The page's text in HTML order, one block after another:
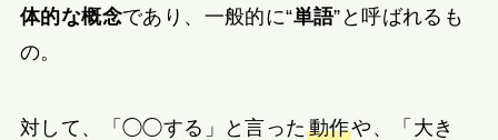
体的な概念であり、一般的に“単語”と呼ばれるも
の。
対して、「◯◯する」と言った 動作や、「大き